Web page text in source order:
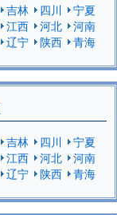
吉林 四川
宁夏
江西 河北
河南
辽宁 陕西
青海
吉林 四川
宁夏
江西 河北
河南
辽宁 陕西
青海